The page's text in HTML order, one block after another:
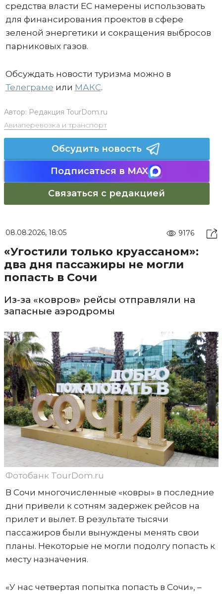
средства власти ЕС намерены использовать
для финансирования проектов в сфере
зеленой энергетики и сокращения выбросов
парниковых газов.
Обсуждать новости туризма можно в
Телеграме или МАКС.
Автор: Редакция TourDom.ru
Авиаперевозка и транспорт
Обсудить новость
Подписаться в MAX
Связаться с редакцией
08.08.2026, 18:05 9176
«Угостили только круассаном»:
два дня пассажиры не могли
попасть в Сочи
Из-за «ковров» рейсы отправляли на
запасные аэродромы
Фотобанк TourDom.ru
В Сочи многочисленные «ковры» в последние
дни привели к сотням задержек рейсов на
прилет и вылет. В результате тысячи
пассажиров были вынуждены менять свои
планы. Некоторые не могли подолгу попасть к
месту назначения.
«У нас четвертая попытка попасть в Сочи», –